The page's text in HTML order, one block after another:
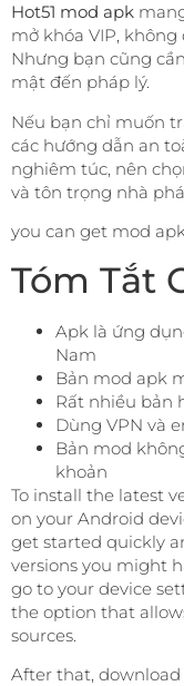
Hot51 mod apk
mở khóa VIP,
Nhưng bạn cũng
mật đến pháp lý.
Nếu bạn chỉ muốn
các hướng dẫn an
nghiêm túc, nên
và tôn trọng nhà
you can get mod
Tóm Tắt
Apk là ứng
Nam
Bản mod apk
Rất nhiều bản
Dùng VPN và
Bản mod
khoản
To install the latest
on your Android
get started quickly
versions you might
go to your device
the option that
sources.
After that, download